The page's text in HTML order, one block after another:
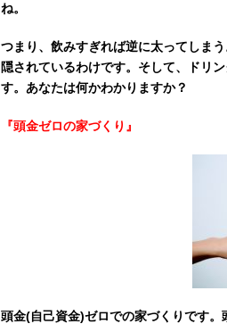
ね。
つまり、飲みすぎれば逆に太ってしま
隠されているわけです。そして、ドリ
す。あなたは何かわかりますか？
『頭金ゼロの家づくり』
頭金(自己資金)ゼロでの家づくりです